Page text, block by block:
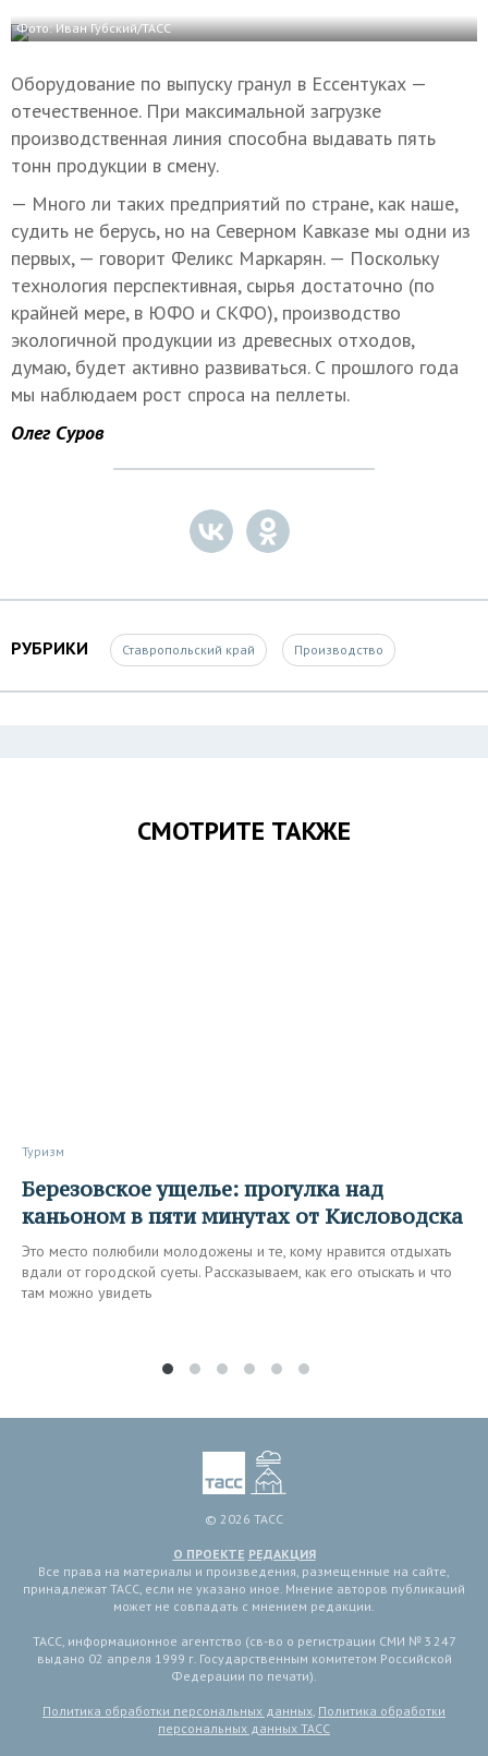
Фото: Иван Губский/ТАСС
Оборудование по выпуску гранул в Ессентуках —
отечественное. При максимальной загрузке
производственная линия способна выдавать пять
тонн продукции в смену.
— Много ли таких предприятий по стране, как наше,
судить не берусь, но на Северном Кавказе мы одни из
первых, — говорит Феликс Маркарян. — Поскольку
технология перспективная, сырья достаточно (по
крайней мере, в ЮФО и СКФО), производство
экологичной продукции из древесных отходов,
думаю, будет активно развиваться. С прошлого года
мы наблюдаем рост спроса на пеллеты.
Олег Суров
РУБРИКИ Ставропольский край Производство
СМОТРИТЕ ТАКЖЕ
Туризм
Березовское ущелье: прогулка над
каньоном в пяти минутах от Кисловодска
Это место полюбили молодожены и те, кому нравится отдыхать
вдали от городской суеты. Рассказываем, как его отыскать и что
там можно увидеть
© 2026 ТАСС
О ПРОЕКТЕ РЕДАКЦИЯ
Все права на материалы и произведения, размещенные на сайте,
принадлежат ТАСС, если не указано иное. Мнение авторов публикаций
может не совпадать с мнением редакции.
ТАСС, информационное агентство (св-во о регистрации СМИ № 3 247
выдано 02 апреля 1999 г. Государственным комитетом Российской
Федерации по печати).
Политика обработки персональных данных Политика обработки
персональных данных ТАСС